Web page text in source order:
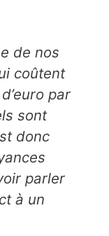
de nos
coûtent
par
sont
donc
parler
à un